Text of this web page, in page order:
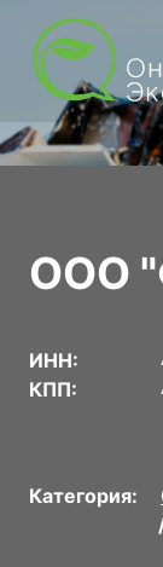
ООО
ИНН:
КПП:
Категория: